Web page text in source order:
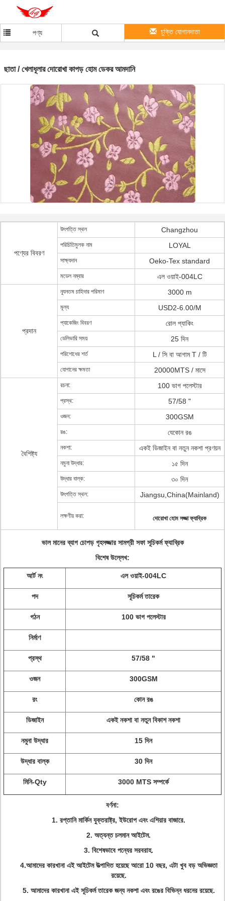
পণ্য চুক্তি যোগানদাতা
ছাতা / খেলাধূলার দোরোখা কাপড় হোম ডেকর আমদানি
পণ্যের বিবরণ
উৎপত্তি স্থল Changzhou
পরিচিতিমুলক নাম LOYAL
সাক্ষ্যদান Oeko-Tex standard
মডেল নম্বার এল ওয়াই-004LC
প্রদান
ন্যূনতম চাহিদার পরিমাণ 3000 m
মূল্য USD2-6.00/M
প্যাকেজিং বিবরণ রোল প্যাকিং
ডেলিভারি সময় 25 দিন
পরিশোধের শর্ত L / সি বা আগাম T / টি
যোগানের ক্ষমতা 20000MTS / মাসে
বৈশিষ্ট্য
রচনা: 100 ভাগ পলেস্টার
প্রস্থ: 57/58 "
ওজন: 300GSM
রঙ: যেকোন রঙ
নকশা: একই ডিজাইন বা নতুন নকশা প্রণয়ন
নমুনা উদ্ধার: ১৫ দিন
উদ্ধার বাল্ক: ৩০ দিন
উৎপত্তি স্থল: Jiangsu,China(Mainland)
লক্ষণীয় করা: দোরোখা হোম সজ্জা ফ্যাব্রিক
ভাল মানের ব্যাগ চোপড় গৃহসজ্জার সামগ্রী সফা সূচিকর্ম ফ্যাব্রিক
বিশেষ উল্লেখ:
আর্ট নং এল ওয়াই-004LC
পদ সূচিকর্ম তারেক
গঠন 100 ভাগ পলেস্টার
নির্মাণ
প্রস্থ 57/58 "
ওজন 300GSM
রং কোন রঙ
ডিজাইন একই নকশা বা নতুন বিকাশ নকশা
নমুনা উদ্ধার 15 দিন
উদ্ধার বাল্ক 30 দিন
মিনি-Qty 3000 MTS সম্পর্কে
বর্ণনা:
1. রপ্তানি মার্কিন যুক্তরাষ্ট্র, ইউরোপ এবং এশিয়ার বাজারে.
2. অত্যন্ত চলমান আইটেম.
3. বিশেষভাবে পন্যের সরবরাহ.
4.আমাদের কারখানা এই আইটেম উত্পাদিত হয়েছে আরো 10 বছর, এটা খুব বড় অভিজ্ঞতা
রয়েছে.
5. আমাদের কারখানা এই সূচিকর্ম তারেক জন্য নকশা এবং রঙের বিভিন্ন ধরনের রয়েছে.